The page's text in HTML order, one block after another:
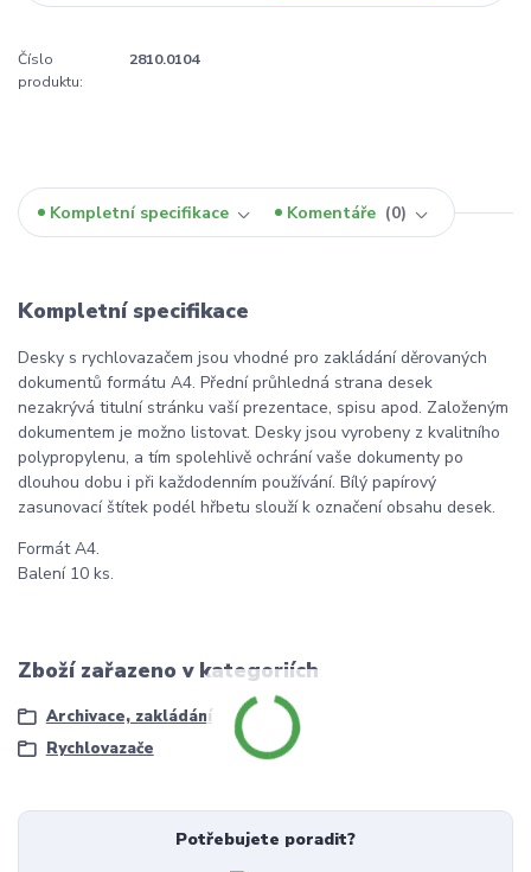
Číslo
produktu:
2810.0104
Kompletní specifikace Komentáře 0
Kompletní specifikace
Desky s rychlovazačem jsou vhodné pro zakládání děrovaných
dokumentů formátu A4. Přední průhledná strana desek
nezakrývá titulní stránku vaší prezentace, spisu apod. Založeným
dokumentem je možno listovat. Desky jsou vyrobeny z kvalitního
polypropylenu, a tím spolehlivě ochrání vaše dokumenty po
dlouhou dobu i při každodenním používání. Bílý papírový
zasunovací štítek podél hřbetu slouží k označení obsahu desek.
Formát A4.
Balení 10 ks.
Zboží zařazeno v kategoriích
Archivace, zakládání
Rychlovazače
Potřebujete poradit?